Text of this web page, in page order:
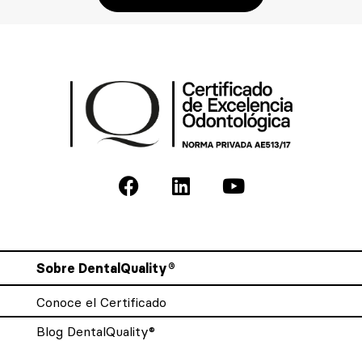
Sobre DentalQuality®
Conoce el Certificado
Blog DentalQuality®